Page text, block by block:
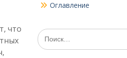
что
Оглавление
Поиск
по: